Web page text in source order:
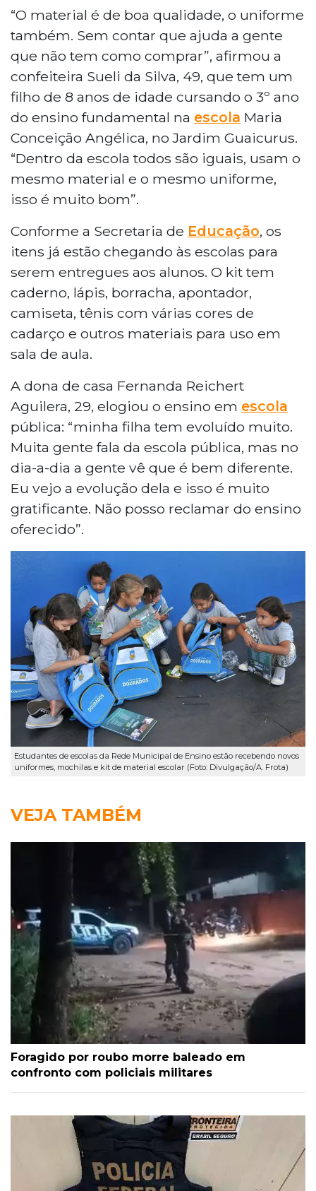
“O material é de boa qualidade, o uniforme
também. Sem contar que ajuda a gente
que não tem como comprar”, afirmou a
confeiteira Sueli da Silva, 49, que tem um
filho de 8 anos de idade cursando o 3º ano
do ensino fundamental na escola Maria
Conceição Angélica, no Jardim Guaicurus.
“Dentro da escola todos são iguais, usam o
mesmo material e o mesmo uniforme,
isso é muito bom”.
Conforme a Secretaria de Educação, os
itens já estão chegando às escolas para
serem entregues aos alunos. O kit tem
caderno, lápis, borracha, apontador,
camiseta, tênis com várias cores de
cadarço e outros materiais para uso em
sala de aula.
A dona de casa Fernanda Reichert
Aguilera, 29, elogiou o ensino em escola
pública: “minha filha tem evoluído muito.
Muita gente fala da escola pública, mas no
dia-a-dia a gente vê que é bem diferente.
Eu vejo a evolução dela e isso é muito
gratificante. Não posso reclamar do ensino
oferecido”.
Estudantes de escolas da Rede Municipal de Ensino estão recebendo novos
uniformes, mochilas e kit de material escolar (Foto: Divulgação/A. Frota)
VEJA TAMBÉM
Foragido por roubo morre baleado em
confronto com policiais militares